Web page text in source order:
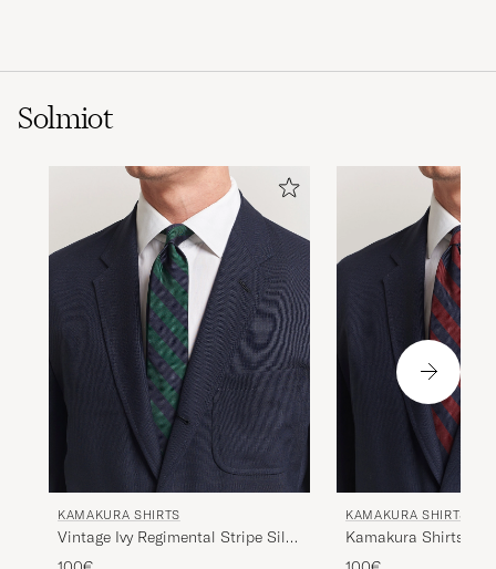
Solmiot
KAMAKURA SHIRTS
Vintage Ivy Regimental Stripe Silk
Tie Navy/Green
KAMAKURA SHIRTS
Kamakura
Regimental Stripe